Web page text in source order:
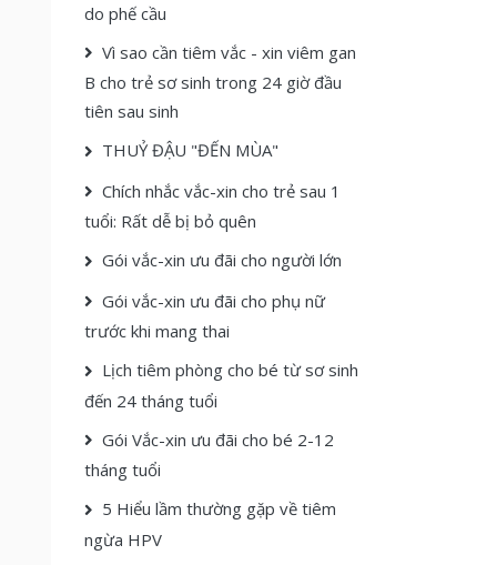
do phế cầu
Vì sao cần tiêm vắc - xin viêm gan
B cho trẻ sơ sinh trong 24 giờ đầu
tiên sau sinh
THUỶ ĐẬU "ĐẾN MÙA"
Chích nhắc vắc-xin cho trẻ sau 1
tuổi: Rất dễ bị bỏ quên
Gói vắc-xin ưu đãi cho người lớn
Gói vắc-xin ưu đãi cho phụ nữ
trước khi mang thai
Lịch tiêm phòng cho bé từ sơ sinh
đến 24 tháng tuổi
Gói Vắc-xin ưu đãi cho bé 2-12
tháng tuổi
5 Hiểu lầm thường gặp về tiêm
ngừa HPV